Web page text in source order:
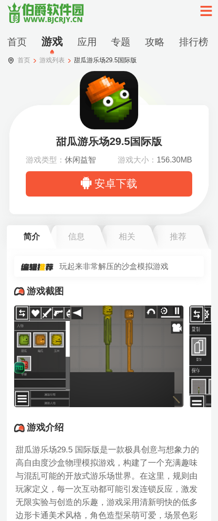
首页 游戏 应用 专题 攻略 排行榜
首页 游戏列表 甜瓜游乐场29.5国际版
甜瓜游乐场29.5国际版
游戏类型： 休闲益智 游戏大小： 156.30MB
安卓下载
简介 信息 相关 推荐
玩起来非常解压的沙盒模拟游戏
游戏截图
游戏介绍
甜瓜游乐场29.5 国际版是一款极具创意与想象力的
高自由度沙盒物理模拟游戏，构建了一个充满趣味
与混乱可能的开放式游乐场世界。在这里，规则由
玩家定义，每一次互动都可能引发连锁反应，激发
无限实验与创造的乐趣，游戏采用清新明快的低多
边形卡通美术风格，角色造型呆萌可爱，场景色彩